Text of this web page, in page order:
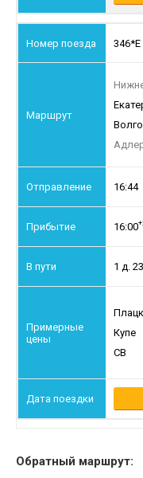
346*Е
16:44
16:00
1 д.
Купе
СВ
Обратный маршрут: